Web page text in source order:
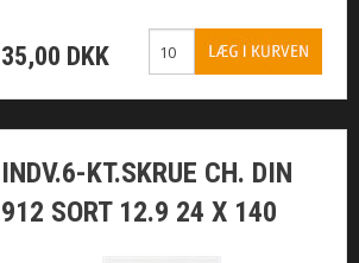
35,00 DKK
INDV.6-KT.SKRUE CH. DIN
912 SORT 12.9 24 X 140